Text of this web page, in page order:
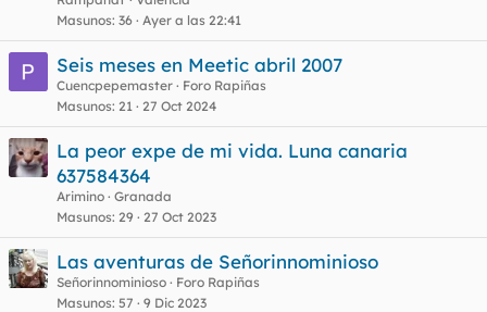
Masunos 36 Ayer a las 22:41
Seis meses en Meetic abril 2007
Cuencpepemaster
Foro Rapiñas
Masunos 21 27 Oct 2024
La peor expe de mi vida. Luna canaria
637584364
Arimino Granada
Masunos 29 27 Oct 2023
Las aventuras de Señorinnominioso
Señorinnominioso
Foro Rapiñas
Masunos 57 9 Dic 2023